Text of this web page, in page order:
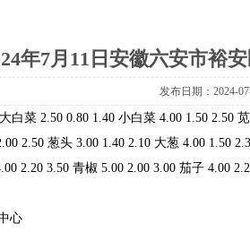
年7月11日安徽六安市裕
发布日期：2024-
菜 2.50 0.80 1.40 小白菜 4.00 1.50 2.50
2.50 葱头 3.00 1.40 2.10 大葱 4.00 1.50
2.20 3.50 青椒 5.00 2.00 3.00 茄子 4.00
心